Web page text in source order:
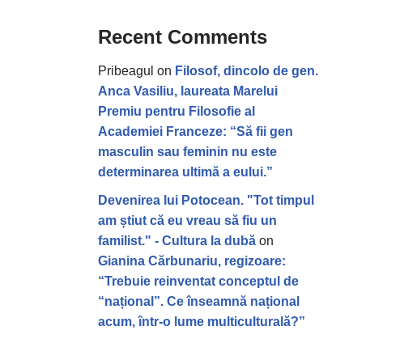
Recent Comments
Pribeagul on Filosof, dincolo de gen.
Anca Vasiliu, laureata Marelui
Premiu pentru Filosofie al
Academiei Franceze: “Să fii gen
masculin sau feminin nu este
determinarea ultimă a eului.”
Devenirea lui Potocean. "Tot timpul
am știut că eu vreau să fiu un
familist." - Cultura la dubă on
Gianina Cărbunariu, regizoare:
“Trebuie reinventat conceptul de
“național”. Ce înseamnă național
acum, într-o lume multiculturală?”